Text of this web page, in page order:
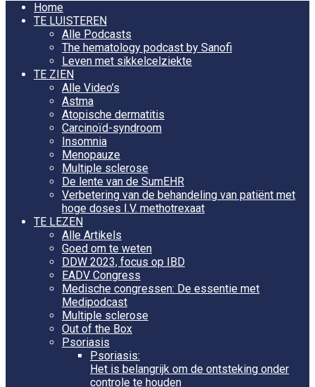
Home
TE LUISTEREN
Alle Podcasts
The hematology podcast by Sanofi
Leven met sikkelcelziekte
TE ZIEN
Alle Video’s
Astma
Atopische dermatitis
Carcinoïd-syndroom
Insomnia
Menopauze
Multiple sclerose
De lente van de SumEHR
Verbetering van de behandeling van patiënt met
hoge doses I.V. methotrexaat
TE LEZEN
Alle Artikels
Goed om te weten
DDW 2023, focus op IBD
EADV Congress
Medische congressen: De essentie met
Medipodcast
Multiple sclerose
Out of the Box
Psoriasis
Psoriasis:
Het is belangrijk om de ontsteking onder
controle te houden